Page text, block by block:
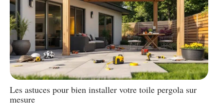
Les astuces pour bien installer votre toile pergola sur
mesure